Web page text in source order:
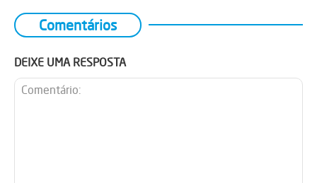
Comentários
DEIXE UMA RESPOSTA